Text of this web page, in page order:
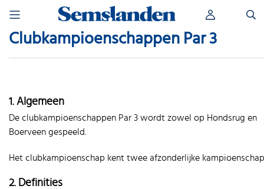
naar:
Clubkampioenschappen Par 3
1. Algemeen
De clubkampioenschappen Par 3 wordt zowel op Hondsrug en
Boerveen gespeeld.
Het clubkampioenschap kent twee afzonderlijke
2. Definities